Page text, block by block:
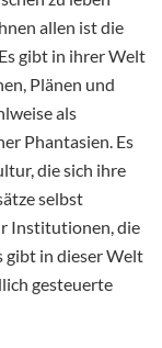
allen ist die
gibt in ihrer Welt
Plänen und
als
Phantasien. Es
die sich ihre
selbst
Institutionen, die
gibt in dieser Welt
gesteuerte